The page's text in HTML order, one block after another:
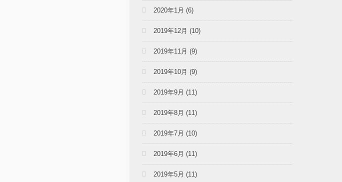
2020年1月 (6)
2019年12月 (10)
2019年11月 (9)
2019年10月 (9)
2019年9月 (11)
2019年8月 (11)
2019年7月 (10)
2019年6月 (11)
2019年5月 (11)